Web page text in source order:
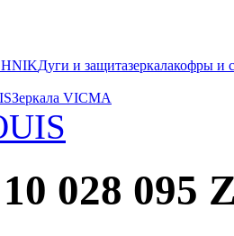
Дуги и защитазеркалакофры и
Зеркала VICMA
028 095